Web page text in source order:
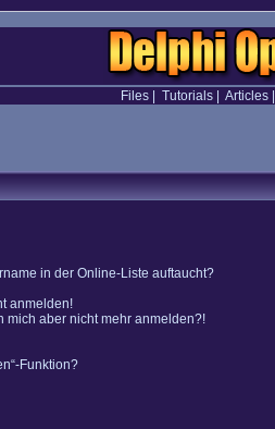
Files| Tutorials| Articles|
in der Online-Liste auftaucht?
anmelden!
mich aber nicht mehr anmelden?!
Funktion?